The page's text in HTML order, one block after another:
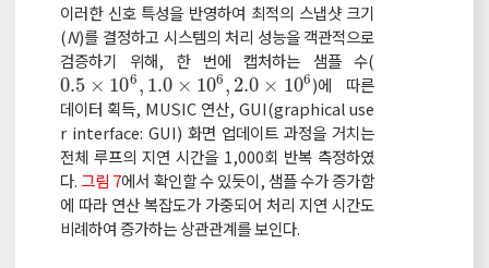
이러한 신호 특성을 반영하여 최적의 스냅샷 크기
(N)를 결정하고 시스템의 처리 성능을 객관적으로
검증하기 위해, 한 번에 캡처하는 샘플 수(
0.5 × 106, 1.0 × 106, 2.0 × 106
0.5×106,1.0×106 2.0× 106
)에 따른
데이터 획득, MUSIC 연산, GUI(graphical use
r interface: GUI) 화면 업데이트 과정을 거치는
전체 루프의 지연 시간을 1,000회 반복 측정하였
다. 그림 7에서 확인할 수 있듯이, 샘플 수가 증가함
에 따라 연산 복잡도가 가중되어 처리 지연 시간도
비례하여 증가하는 상관관계를 보인다.